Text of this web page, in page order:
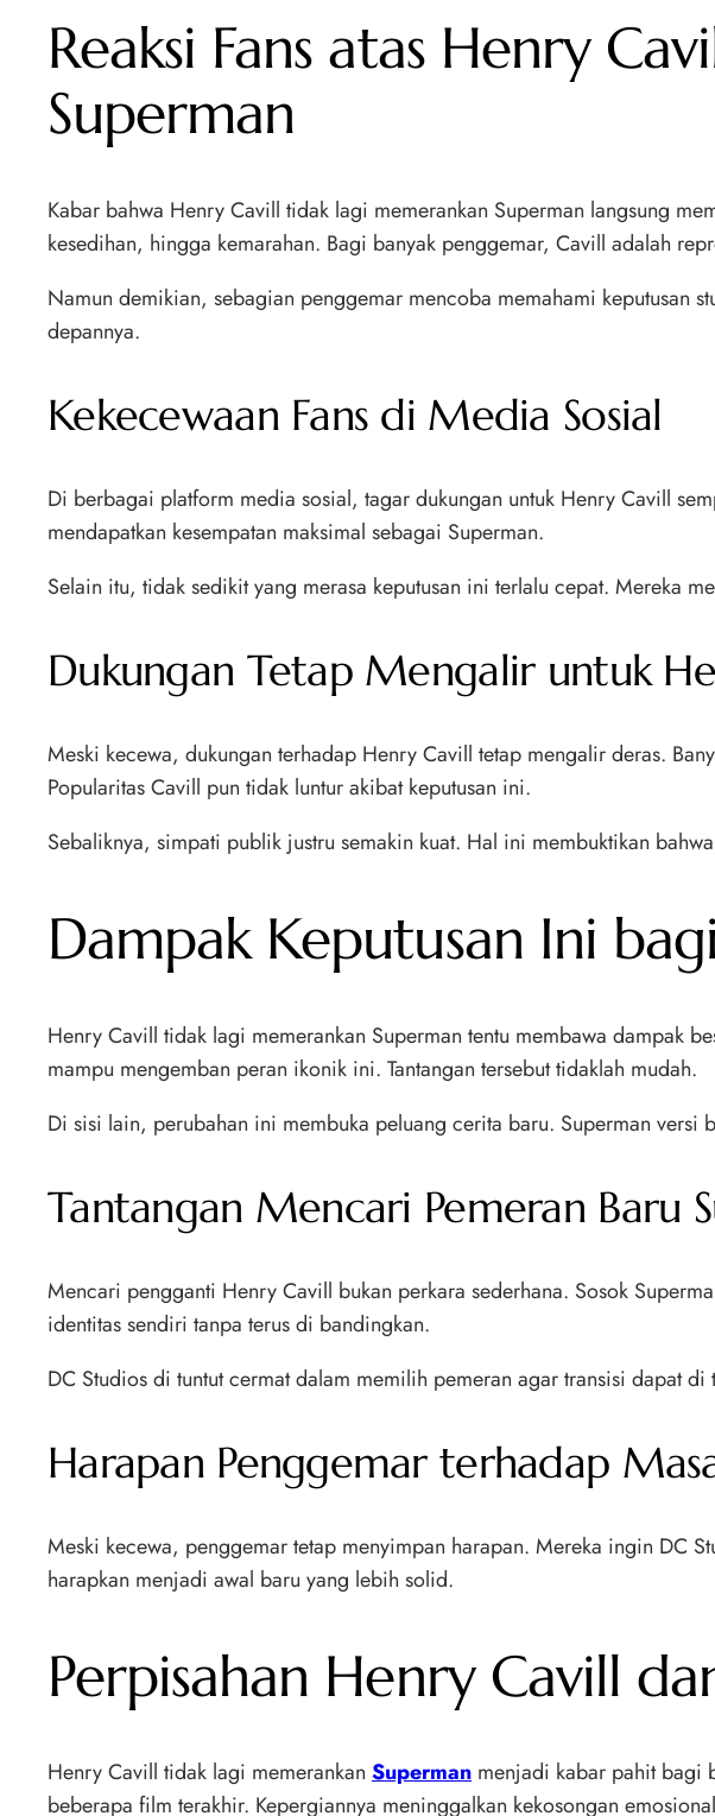
Reaksi Fans atas Henry
Superman
Kabar bahwa Henry Cavill tidak lagi memerankan Superman langsung
kesedihan, hingga kemarahan. Bagi banyak penggemar, Cavill adalah
Namun demikian, sebagian penggemar mencoba memahami keputusan
depannya.
Kekecewaan Fans di Media Sosial
Di berbagai platform media sosial, tagar dukungan untuk Henry Cavill
mendapatkan kesempatan maksimal sebagai Superman.
Selain itu, tidak sedikit yang merasa keputusan ini terlalu cepat. Mereka
Dukungan Tetap Mengalir untuk
Meski kecewa, dukungan terhadap Henry Cavill tetap mengalir deras.
Popularitas Cavill pun tidak luntur akibat keputusan ini.
Sebaliknya, simpati publik justru semakin kuat. Hal ini membuktikan
Dampak Keputusan Ini
Henry Cavill tidak lagi memerankan Superman tentu membawa dampak
mampu mengemban peran ikonik ini. Tantangan tersebut tidaklah mudah.
Di sisi lain, perubahan ini membuka peluang cerita baru. Superman
Tantangan Mencari Pemeran Baru
Mencari pengganti Henry Cavill bukan perkara sederhana. Sosok
identitas sendiri tanpa terus di bandingkan.
DC Studios di tuntut cermat dalam memilih pemeran agar transisi dapat
Harapan Penggemar terhadap
Meski kecewa, penggemar tetap menyimpan harapan. Mereka ingin DC
harapkan menjadi awal baru yang lebih solid.
Perpisahan Henry Cavill
Henry Cavill tidak lagi memerankan Superman menjadi kabar pahit bagi
beberapa film terakhir. Kepergiannya meninggalkan kekosongan